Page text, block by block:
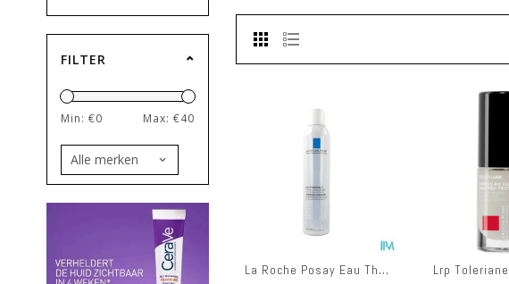
FILTER
Min: €0 Max: €40
La Roche Posay Eau Thermale 300ml